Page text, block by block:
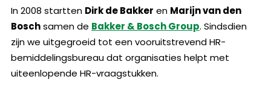
In 2008 startten Dirk de Bakker en Marijn van den
Boschsamen de Bakker & Bosch Group. Sindsdien
zijn we uitgegroeid tot een vooruitstrevend HR-
bemiddelingsbureau dat organisaties helpt met
uiteenlopende HR-vraagstukken.